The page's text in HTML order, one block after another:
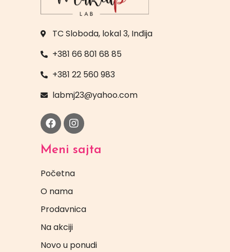
TC Sloboda, lokal 3, Inđija
+381 66 801 68 85
+381 22 560 983
labmj23@yahoo.com
Meni sajta
Početna
O nama
Prodavnica
Na akciji
Novo u ponudi